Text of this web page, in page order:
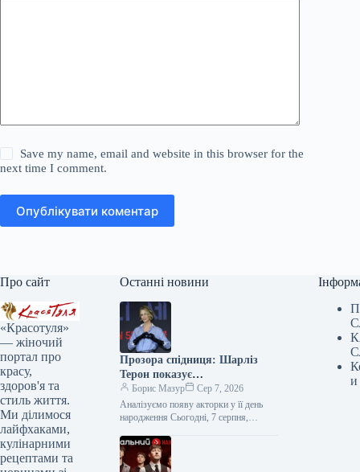
Save my name, email and website in this browser for the
next time I comment.
Опублікувати коментар
Про сайт
«Красотуля»
— жіночий
портал про
красу,
здоров'я та
стиль життя.
Ми ділимося
лайфхаками,
кулінарними
рецептами та
Останні новини
Прозора спідниця: Шарліз
Терон показує
найвідважніший тренд 2026
року
Борис Мазур
Сер 7, 2026
Аналізуємо появу акторки у її день
народження Сьогодні, 7 серпня,
чудова нагода звернути увагу…
и